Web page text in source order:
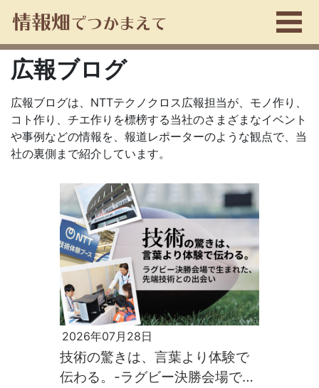
広報ブログ
広報ブログは、NTTテクノクロス広報担当が、モノ作り、
コト作り、チエ作りを標榜する当社のさまざまなイベント
や事例などの情報を、報道レポーターのような観点で、当
社の裏側まで紹介しています。
2026年07月28日
技術の驚きは、言葉より体験で
伝わる。-ラグビー決勝会場で生